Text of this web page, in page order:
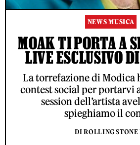
NEWS MUSICA
MOAK TI PORTA A
LIVE ESCLUSIVO
La torrefazione di Modica
contest social per portarvi
session dell’artista
spieghiamo il
DI ROLLING STONE